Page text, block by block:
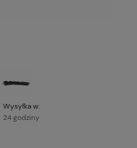
Wysyłka w:
24 godziny